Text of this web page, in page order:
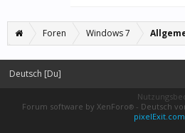
Foren Windows 7
Deutsch [Du]
Forum software by XenForo® - Deutsch
pixelExit.com